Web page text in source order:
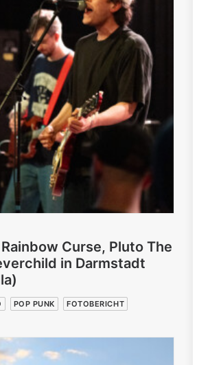
Curse, Pluto The
in Darmstadt
POP PUNK FOTOBERICHT